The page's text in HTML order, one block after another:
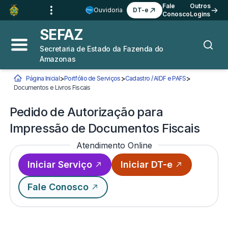
Ir para o
Conteúdo
Ir para a
Navegação 3
Ir para o
Rodapé 4
Ouvidoria DT-e
Fale
Conosco
Outros
Logins
Abrir menu principal
SEFAZ
Secretaria de Estado da Fazenda do
Amazonas
Você está aqui:
Página Inicial>Portfólio de Serviços >Cadastro / AIDF e PAFS>
Documentos e Livros FiscaisPedido de Autorização para Impressão de
Pedido de Autorização para
Impressão de Documentos Fiscais
Atendimento Online
Iniciar Serviço Iniciar DT-e
Fale Conosco